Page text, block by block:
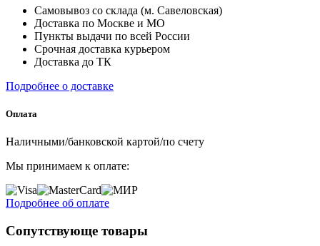
Самовывоз со склада (м. Савеловская)
Доставка по Москве и МО
Пункты выдачи по всей России
Срочная доставка курьером
Доставка до ТК
Подробнее о доставке
Оплата
Наличными/банковской картой/по счету
Мы принимаем к оплате:
Подробнее об оплате
Сопутствующе товары